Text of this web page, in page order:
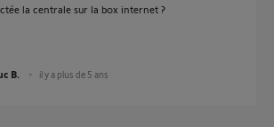
la centrale sur la box internet ?
B. il y a plus de 5 ans